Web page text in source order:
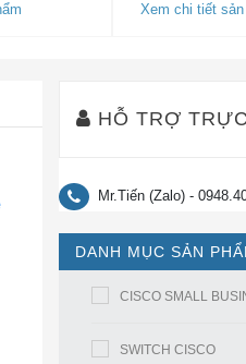
5.00trên 5
2
Xem chi tiết sản
HỖ TRỢ
Mr.Tiến (Zalo) -
DANH MỤC SẢN
CISCO SMALL
SWITCH CISCO